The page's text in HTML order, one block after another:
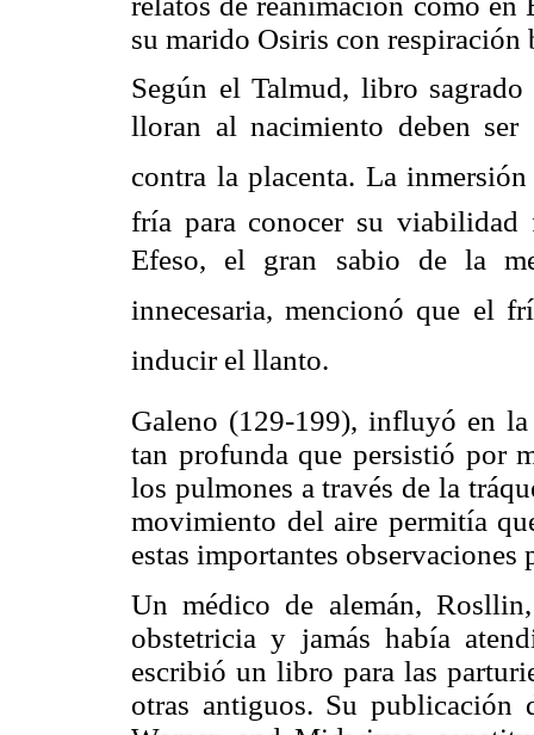
su marido Osiris con respiración
Según el Talmud, libro
lloran al nacimiento deben
contra la placenta. La
fría para conocer su viabilidad
Efeso, el gran sabio de la
innecesaria, mencionó que
inducir el llanto.
Galeno (129-199), influyó en
tan profunda que persistió por
los pulmones a través de la
movimiento del aire permitía
estas importantes
Un médico de alemán,
obstetricia y jamás había
escribió un libro para las
otras antiguos. Su publicación